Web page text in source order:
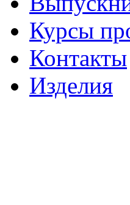
Курсы
Контакты
Изделия